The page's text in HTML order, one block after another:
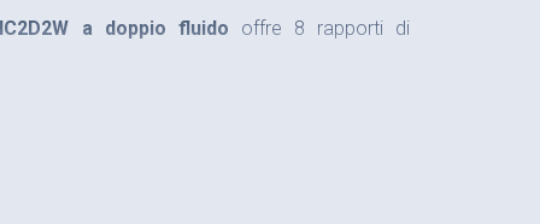
a doppio fluido offre 8 rapporti di
800 bar